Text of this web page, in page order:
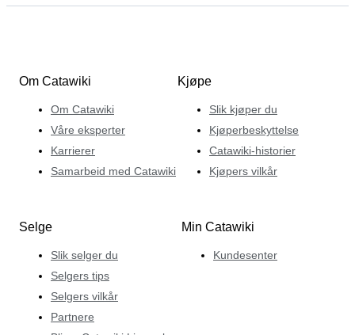
Om Catawiki
Om Catawiki
Våre eksperter
Karrierer
Samarbeid med Catawiki
Kjøpe
Slik kjøper du
Kjøperbeskyttelse
Catawiki-historier
Kjøpers vilkår
Selge
Slik selger du
Selgers tips
Selgers vilkår
Partnere
Min Catawiki
Kundesenter